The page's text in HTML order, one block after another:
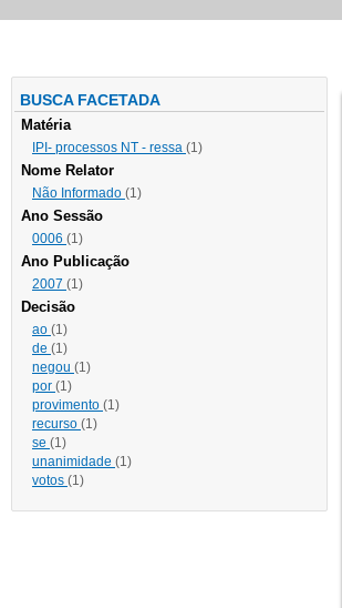
BUSCA FACETADA
Matéria
IPI- processos NT - ressa (1)
Nome Relator
Não Informado (1)
Ano Sessão
0006 (1)
Ano Publicação
2007 (1)
Decisão
ao (1)
de (1)
negou (1)
por (1)
provimento (1)
recurso (1)
se (1)
unanimidade (1)
votos (1)